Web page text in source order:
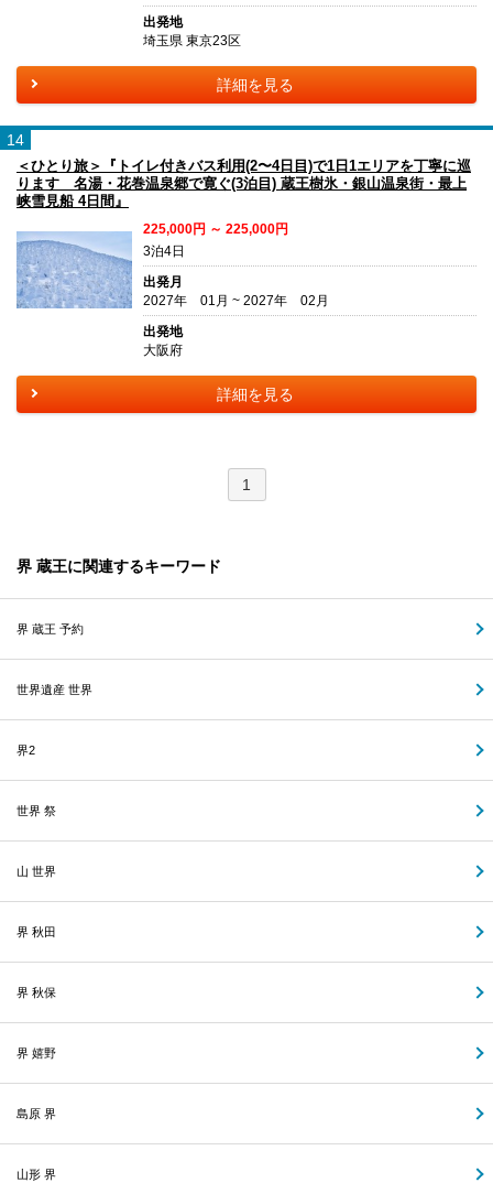
出発地
埼玉県 東京23区
詳細を見る
14
＜ひとり旅＞『トイレ付きバス利用(2〜4日目)で1日1エリアを丁寧に巡
ります 名湯・花巻温泉郷で寛ぐ(3泊目) 蔵王樹氷・銀山温泉街・最上
峡雪見船 4日間』
225,000円 ～ 225,000円
3泊4日
出発月
2027年 01月 ~ 2027年 02月
出発地
大阪府
詳細を見る
1
界 蔵王に関連するキーワード
界 蔵王 予約
世界遺産 世界
界2
世界 祭
山 世界
界 秋田
界 秋保
界 嬉野
島原 界
山形 界